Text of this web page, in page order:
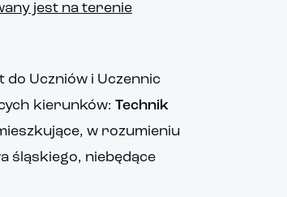
jest na terenie
Uczniów i Uczennic
kierunków: Technik
w rozumieniu
śląskiego, niebędące